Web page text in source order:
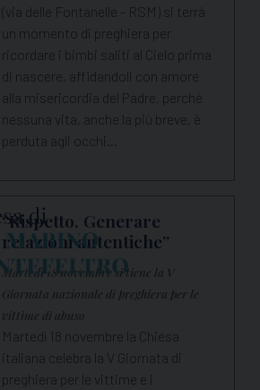
(via delle Fontanelle - RSM) si terrà
un momento di preghiera per
ricordare i bimbi saliti al Cielo prima
di nascere, affidandoli con amore
alla misericordia del Padre, perché
nessuna vita, anche la più breve, è
perduta agli occhi…
“Rispetto. Generare
relazioni autentiche”
Martedì 18 novembre si tiene la V
Giornata nazionale di preghiera per le
vittime di abuso
Martedì 18 novembre la Chiesa
italiana celebra la V Giornata di
preghiera per le vittime e i